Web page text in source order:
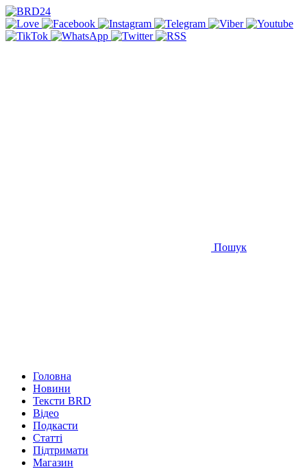
Пошук
Головна
Новини
Тексти BRD
Відео
Подкасти
Статті
Підтримати
Магазин